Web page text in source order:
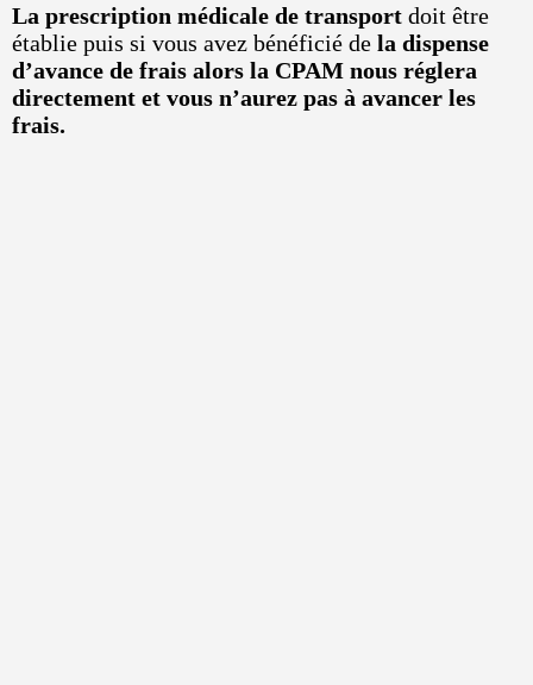
La prescription médicale de transport doit être
établie puis si vous avez bénéficié de la dispense
d’avance de frais alors la CPAM nous réglera
directement et vous n’aurez pas à avancer les
frais.